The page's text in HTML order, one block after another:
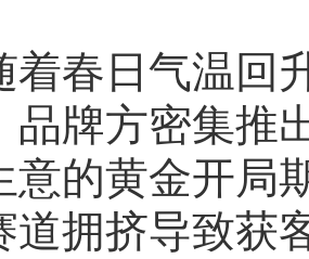
日气温回升
品牌方密集推
意的黄金开局
拥挤导致获